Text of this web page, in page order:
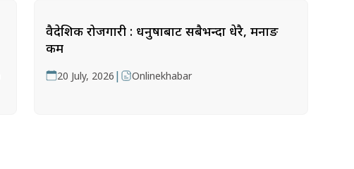
वैदेशिक रोजगारी : धनुषाबाट सबैभन्दा धेरै, मनाङ
कम
20 July, 2026 | Onlinekhabar